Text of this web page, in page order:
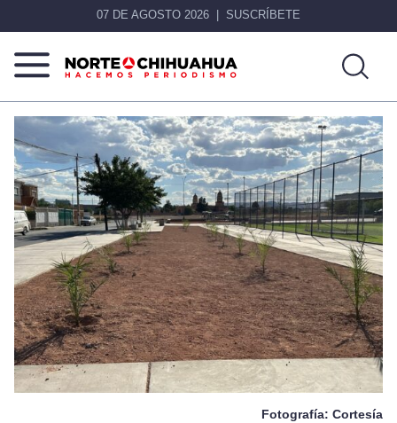
07 DE AGOSTO 2026 SUSCRÍBETE
Norte
De
Chihuahua
Más
que
noticias,
hacemos periodismo
Fotografía: Cortesía